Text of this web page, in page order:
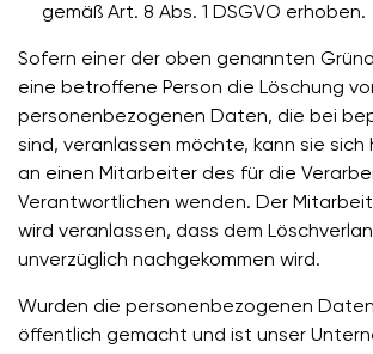
gemäß Art. 8 Abs. 1 DSGVO erhoben.
Sofern einer der oben genannten
eine betroffene Person die Löschung
personenbezogenen Daten, die bei
sind, veranlassen möchte, kann sie sich
an einen Mitarbeiter des für die
Verantwortlichen wenden. Der
wird veranlassen, dass dem
unverzüglich nachgekommen wird.
Wurden die personenbezogenen
öffentlich gemacht und ist unser